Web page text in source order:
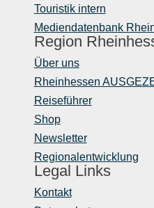
Touristik intern
Mediendatenbank
Region
Über uns
Rheinhessen
Reiseführer
Shop
Newsletter
Regionalentwicklung
Legal Links
Kontakt